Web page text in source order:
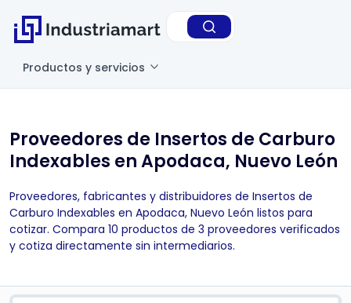
Productos y servicios
Proveedores de Insertos de Carburo
Indexables en Apodaca, Nuevo León
Proveedores, fabricantes y distribuidores de Insertos de
Carburo Indexables en Apodaca, Nuevo León listos para
cotizar. Compara 10 productos de 3 proveedores verificados
y cotiza directamente sin intermediarios.